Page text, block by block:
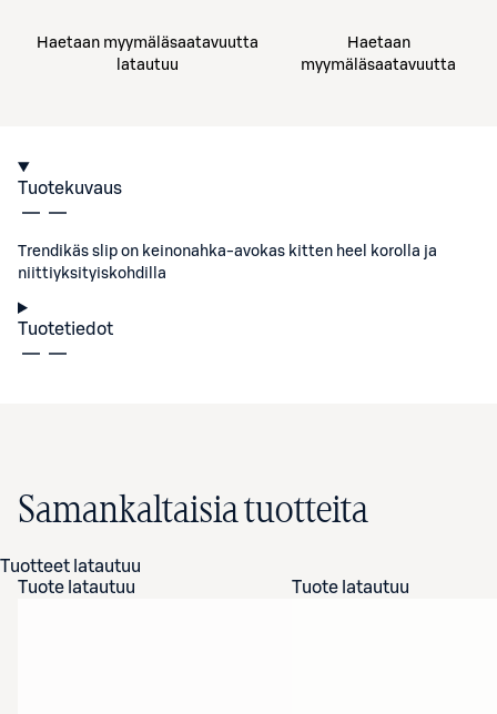
Haetaan myymäläsaatavuutta
latautuu
Haetaan
myymäläsaatavuutta
Tuotekuvaus
Trendikäs slip on keinonahka-avokas kitten heel korolla ja
niittiyksityiskohdilla
Tuotetiedot
Samankaltaisia tuotteita
Tuotteet latautuu
Tuote latautuu
Tuote latautuu